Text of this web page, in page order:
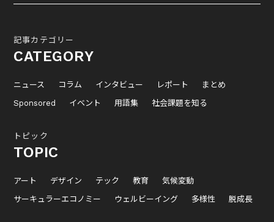
記事カテゴリー
CATEGORY
ニュース コラム インタビュー レポート
まとめ
Sponsored
イベント 用語集 社会課題を知る
トピック
TOPIC
アート デザイン テック 教育
気候変動
サーキュラーエコノミー
ウェルビーイング 多様性 脱成長